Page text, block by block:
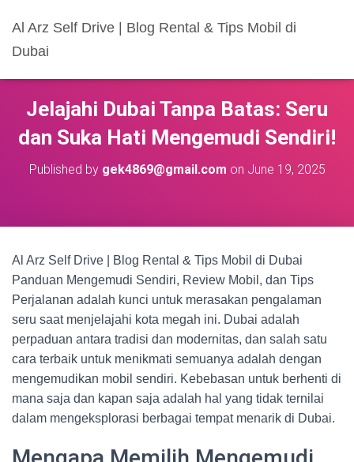
Al Arz Self Drive | Blog Rental & Tips Mobil di
Dubai
Jelajahi Dubai Tanpa Batas: Seru
dan Suka Hati Mengemudi Sendiri!
Published by gek4869@gmail.com on June 19, 2025
Al Arz Self Drive | Blog Rental & Tips Mobil di Dubai
Panduan Mengemudi Sendiri, Review Mobil, dan Tips
Perjalanan adalah kunci untuk merasakan pengalaman
seru saat menjelajahi kota megah ini. Dubai adalah
perpaduan antara tradisi dan modernitas, dan salah satu
cara terbaik untuk menikmati semuanya adalah dengan
mengemudikan mobil sendiri. Kebebasan untuk berhenti di
mana saja dan kapan saja adalah hal yang tidak ternilai
dalam mengeksplorasi berbagai tempat menarik di Dubai.